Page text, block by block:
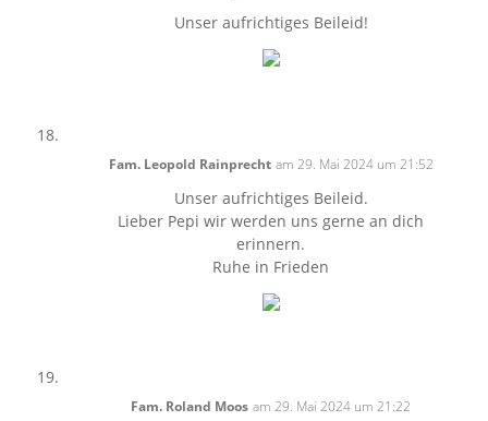
Unser aufrichtiges Beileid!
Fam. Leopold Rainprecht am 29. Mai 2024 um 21:52
Unser aufrichtiges Beileid.
Lieber Pepi wir werden uns gerne an dich
erinnern.
Ruhe in Frieden
Fam. Roland Moos am 29. Mai 2024 um 21:22